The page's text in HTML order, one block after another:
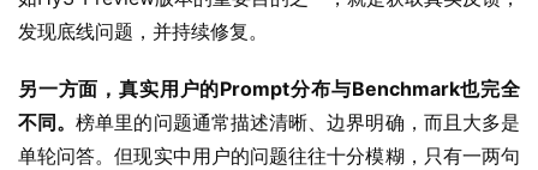
发现底线问题，并持续修复。
另一方面，真实用户的Prompt分布与Benchmark也完全
不同。榜单里的问题通常描述清晰、边界明确，而且大多是
单轮问答。但现实中用户的问题往往十分模糊，只有一两句